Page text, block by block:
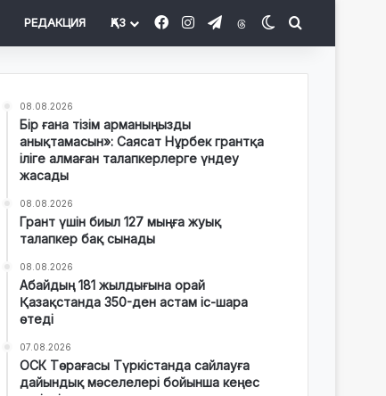
РЕДАКЦИЯ ҚАЗ FacebookInstagram
TelegramThreadsSwitch skin
08.08.2026
Бір ғана тізім арманыңызды
анықтамасын»: Саясат Нұрбек грантқа
іліге алмаған талапкерлерге үндеу
жасады
08.08.2026
Грант үшін биыл 127 мыңға жуық
талапкер бақ сынады
08.08.2026
Абайдың 181 жылдығына орай
Қазақстанда 350-ден астам іс-шара
өтеді
07.08.2026
ОСК Төрағасы Түркістанда сайлауға
дайындық мәселелері бойынша кеңес